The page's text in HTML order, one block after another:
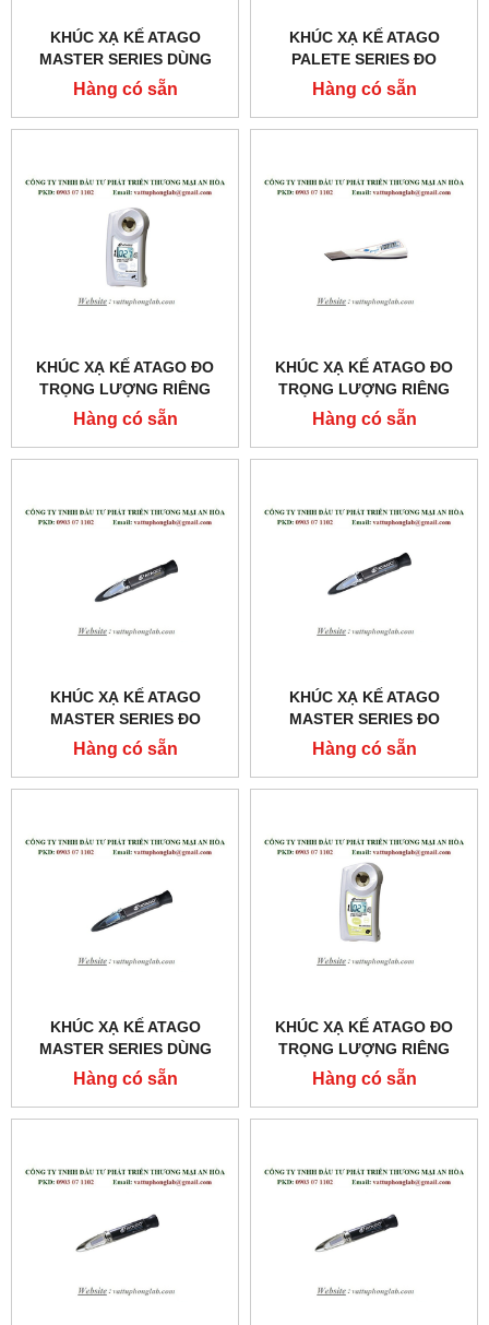
KHÚC XẠ KẾ ATAGO
MASTER SERIES DÙNG
CHO KHÁM VÀ CHỮA
BỆNH MODEL:MASTER-
SUR/NM
Hàng có sẵn
KHÚC XẠ KẾ ATAGO
PALETE SERIES ĐO
TRỌNG LƯỢNG RIÊNG
NƯỚC TIỂU MODEL:UG-Α
Hàng có sẵn
KHÚC XẠ KẾ ATAGO ĐO
TRỌNG LƯỢNG RIÊNG
NƯỚC TIỂU CỦA MÈO
MODEL:PAL-USG (CAT)
Hàng có sẵn
KHÚC XẠ KẾ ATAGO ĐO
TRỌNG LƯỢNG RIÊNG
CỦA NƯỚC TIỂU
MODEL:PEN-URINE S.G
Hàng có sẵn
KHÚC XẠ KẾ ATAGO
MASTER SERIES ĐO
TRỌNG LƯỢNG RIÊNG
NƯỚC TIỂU
MODEL:MASTER-URC/NM
Hàng có sẵn
KHÚC XẠ KẾ ATAGO
MASTER SERIES ĐO
TRỌNG LƯỢNG RIÊNG
NƯỚC TIỂU
MODEL:MASTER-URC/NΑ
Hàng có sẵn
KHÚC XẠ KẾ ATAGO
MASTER SERIES DÙNG
CHO KHÁM VÀ CHỮA
BỆNH MODEL:MASTER-
SUR/NΑ
Hàng có sẵn
KHÚC XẠ KẾ ATAGO ĐO
TRỌNG LƯỢNG RIÊNG
NƯỚC TIỂU CỦA CHÓ
MODEL:PAL-USG (DOG)
Hàng có sẵn